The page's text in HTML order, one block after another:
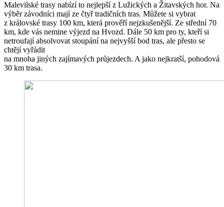
Malevilské trasy nabízí to nejlepší z Lužických a Žitavských hor. Na
výběr závodníci mají ze čtyř tradičních tras. Můžete si vybrat
z královské trasy 100 km, která prověří nejzkušenější. Ze střední 70
km, kde vás nemine výjezd na Hvozd. Dále 50 km pro ty, kteří si
netroufají absolvovat stoupání na nejvyšší bod tras, ale přesto se
chtějí vyřádit
na mnoha jiných zajímavých průjezdech. A jako nejkratší, pohodová
30 km trasa.